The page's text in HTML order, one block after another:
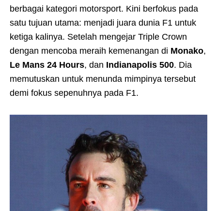
berbagai kategori motorsport. Kini berfokus pada
satu tujuan utama: menjadi juara dunia F1 untuk
ketiga kalinya. Setelah mengejar Triple Crown
dengan mencoba meraih kemenangan di Monako,
Le Mans 24 Hours, dan Indianapolis 500. Dia
memutuskan untuk menunda mimpinya tersebut
demi fokus sepenuhnya pada F1.